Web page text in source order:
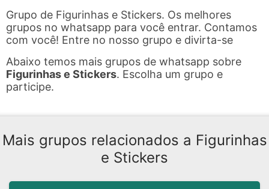
Grupo de Figurinhas e Stickers. Os melhores
grupos no whatsapp para você entrar. Contamos
com você! Entre no nosso grupo e divirta-se
Abaixo temos mais grupos de whatsapp sobre
Figurinhas e Stickers. Escolha um grupo e
participe.
Mais grupos relacionados a Figurinhas
e Stickers